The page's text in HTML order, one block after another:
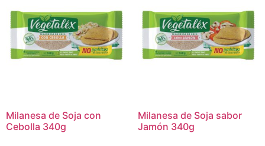
Milanesa de Soja con
Cebolla 340g
Milanesa de Soja sabor
Jamón 340g